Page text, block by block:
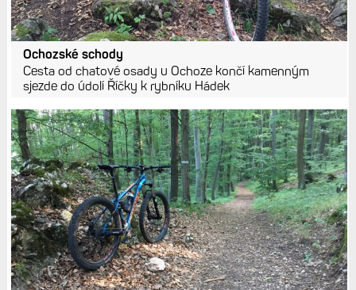
Ochozské schody
Cesta od chatové osady u Ochoze končí kamenným
sjezde do údolí Říčky k rybníku Hádek